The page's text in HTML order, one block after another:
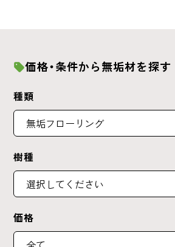
価格・条件から無垢材を探す
種類
樹種
価格